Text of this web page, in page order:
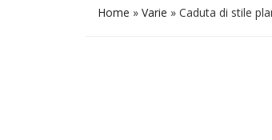
Home » Varie » Caduta di stile